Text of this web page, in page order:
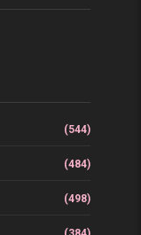
(544)
(484)
(498)